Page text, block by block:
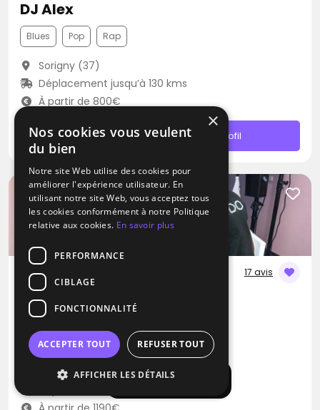
Afficher la carte
DJ Alex
Blues Pop Rap
Sorigny (37)
Déplacement jusqu’à 130 kms
À partir de 800€
Contacter Profil
17 avis
DJ
Ludo-Evenementiel
Disco RNB Musique Africaine
Bailly-Romainvilliers (77)
×
Nos cookies vous veulent
du bien
Notre site Web utilise des cookies pour
améliorer l'expérience utilisateur. En
utilisant notre site Web, vous acceptez tous
les cookies conformément à notre Politique
relative aux cookies. En savoir plus
PERFORMANCE
CIBLAGE
FONCTIONNALITÉ
ACCEPTER TOUT REFUSER TOUT
AFFICHER LES DÉTAILS